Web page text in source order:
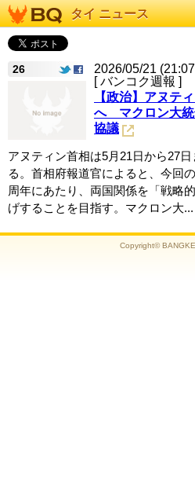
タイ ニュース
26
2026/05/21
[ バンコク週報 ]
【政治】アヌテ
へ マクロン大統
協議
アヌティン首相は5月21日から27
る。首相府報道官によると、今回
周年にあたり、両国関係を「戦略
げすることを目指す。マクロン大...
Copyright©